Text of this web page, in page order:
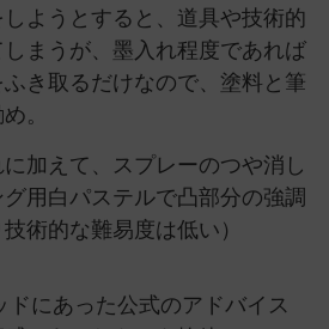
ようとすると、道具や技術的
まうが、墨入れ程度であれば
き取るだけなので、塗料と筆
。
に加えて、スプレーのつや消し
用白パステルで凸部分の強調
術的な難易度は低い）
ドにあった公式のアドバイス